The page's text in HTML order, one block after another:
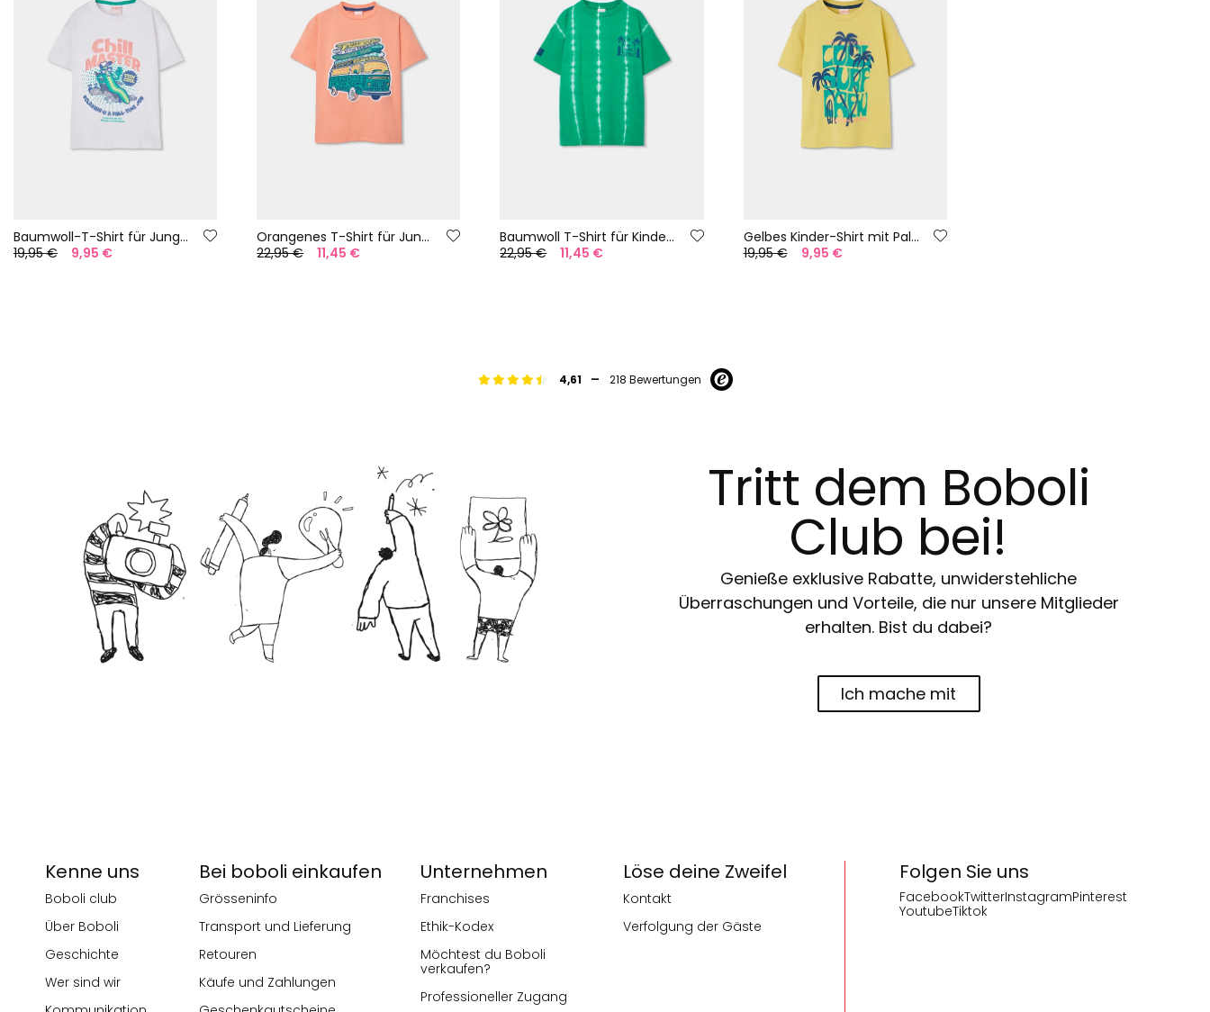
Baumwoll-T-Shirt für Jungen in Weiß mit Aufdruck
19,95 €
9,95 €
Orangenes T-Shirt für Jungen mit Druckmuster
22,95 €
11,45 €
Baumwoll T-Shirt für Kinder in Grün.
22,95 €
11,45 €
Gelbes Kinder-Shirt mit Palmenmuster
19,95 €
9,95 €
4,61 - 218 Bewertungen
Tritt dem Boboli
Club bei!
Genieße exklusive Rabatte, unwiderstehliche
Überraschungen und Vorteile, die nur unsere Mitglieder
erhalten. Bist du dabei?
Ich mache mit
Folgen Sie uns
FacebookTwitterInstagramPinterest
YoutubeTiktok
Kenne uns
Boboli club
Über Boboli
Geschichte
Wer sind wir
Bei boboli einkaufen
Grösseninfo
Transport und Lieferung
Retouren
Käufe und Zahlungen
Unternehmen
Franchises
Ethik-Kodex
Möchtest du Boboli
verkaufen?
Professioneller Zugang
Löse deine Zweifel
Kontakt
Verfolgung der Gäste